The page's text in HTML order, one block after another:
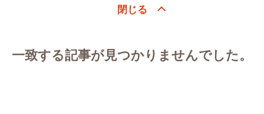
一致する記事が見つかりませんでした。